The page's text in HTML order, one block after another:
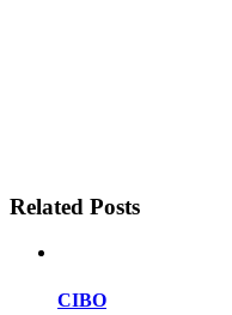
Related Posts
CIBO